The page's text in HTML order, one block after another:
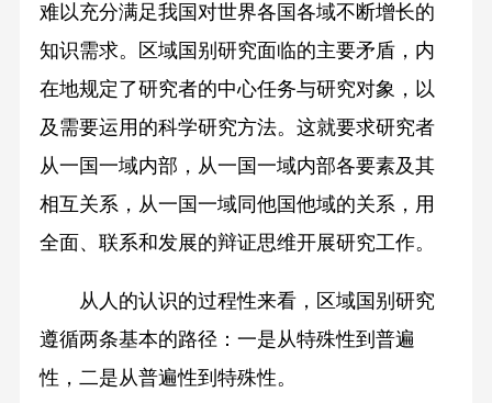
难以充分满足我国对世界各国各域不断增长的
知识需求。区域国别研究面临的主要矛盾，内
在地规定了研究者的中心任务与研究对象，以
及需要运用的科学研究方法。这就要求研究者
从一国一域内部，从一国一域内部各要素及其
相互关系，从一国一域同他国他域的关系，用
全面、联系和发展的辩证思维开展研究工作。
从人的认识的过程性来看，区域国别研究
遵循两条基本的路径：一是从特殊性到普遍
性，二是从普遍性到特殊性。